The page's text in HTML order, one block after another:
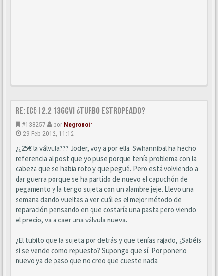
Re: [C5 I 2.2 136cv] ¿turbo estropeado?
#138257 por Negronoir
29 Feb 2012, 11:12
¿¿25€ la válvula??? Joder, voy a por ella. Swhannibal ha hecho
referencia al post que yo puse porque tenía problema con la
cabeza que se había roto y que pegué. Pero está volviendo a
dar guerra porque se ha partido de nuevo el capuchón de
pegamento y la tengo sujeta con un alambre jeje. Llevo una
semana dando vueltas a ver cuál es el mejor método de
reparación pensando en que costaría una pasta pero viendo
el precio, va a caer una válvula nueva.
¿El tubito que la sujeta por detrás y que tenías rajado, ¿Sabéis
si se vende como repuesto? Supongo que sí. Por ponerlo
nuevo ya de paso que no creo que cueste nada